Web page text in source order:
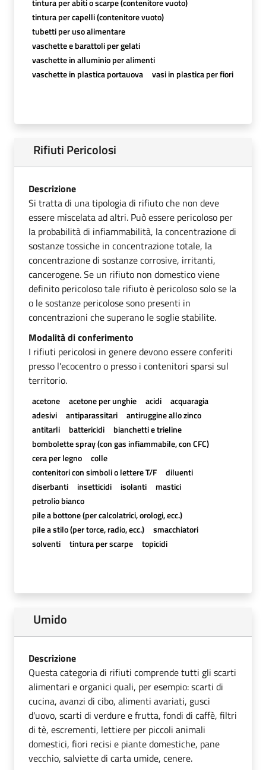
tintura per capelli (contenitore vuoto)
tubetti per uso alimentare
vaschette e barattoli per gelati
vaschette in alluminio per alimenti
vaschette in plastica portauova
vasi in plastica per fiori
Rifiuti Pericolosi
Descrizione
Si tratta di una tipologia di rifiuto che non deve
essere miscelata ad altri. Può essere pericoloso per
la probabilità di infiammabilità, la concentrazione di
sostanze tossiche in concentrazione totale, la
concentrazione di sostanze corrosive, irritanti,
cancerogene. Se un rifiuto non domestico viene
definito pericoloso tale rifiuto è pericoloso solo se la
o le sostanze pericolose sono presenti in
concentrazioni che superano le soglie stabilite.
Modalità di conferimento
I rifiuti pericolosi in genere devono essere conferiti
presso l'ecocentro o presso i contenitori sparsi sul
territorio.
acetone acetone per unghie acidi
acquaragia
adesivi
antiparassitari
antiruggine allo zinco
antitarli
battericidi
bianchetti e trieline
bombolette spray (con gas infiammabile, con CFC)
cera per legno
colle
contenitori con simboli o lettere T/F
diluenti
diserbanti
insetticidi isolanti
mastici
petrolio bianco
pile a bottone (per calcolatrici, orologi, ecc.)
pile a stilo (per torce, radio, ecc.)
smacchiatori
solventi
tintura per scarpe topicidi
Umido
Descrizione
Questa categoria di rifiuti comprende tutti gli scarti
alimentari e organici quali, per esempio: scarti di
cucina, avanzi di cibo, alimenti avariati, gusci
d'uovo, scarti di verdure e frutta, fondi di caffè, filtri
di tè, escrementi, lettiere per piccoli animali
domestici, fiori recisi e piante domestiche, pane
vecchio, salviette di carta umide, cenere.